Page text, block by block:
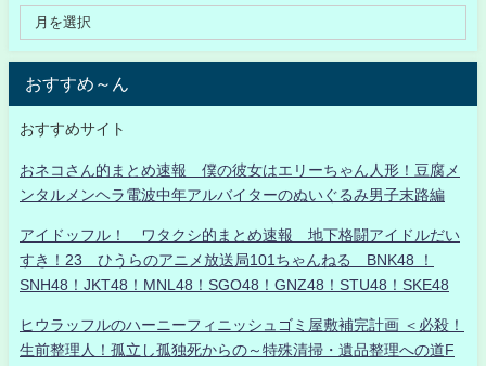
おすすめ～ん
おすすめサイト
おネコさん的まとめ速報 僕の彼女はエリーちゃん人形！豆腐メ
ンタルメンヘラ電波中年アルバイターのぬいぐるみ男子末路編
アイドッフル！ ワタクシ的まとめ速報 地下格闘アイドルだい
すき！23 ひうらのアニメ放送局101ちゃんねる BNK48 ！
SNH48！JKT48！MNL48！SGO48！GNZ48！STU48！SKE48
ヒウラッフルのハーニーフィニッシュゴミ屋敷補完計画 ＜必殺！
生前整理人！孤立し孤独死からの～特殊清掃・遺品整理への道F